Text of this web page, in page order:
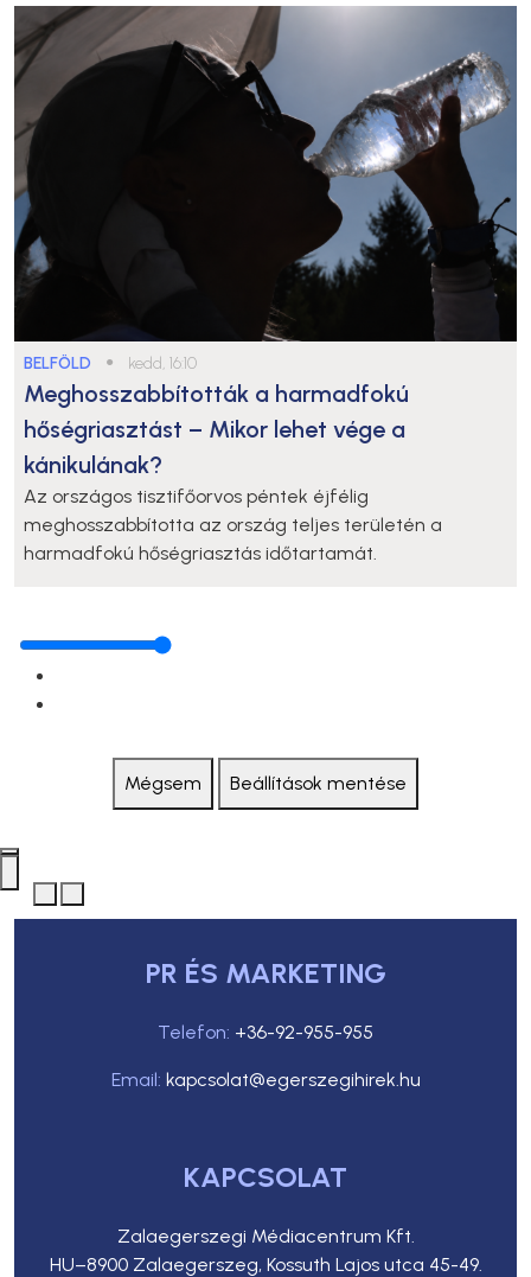
BELFÖLD ● kedd, 16:10
Meghosszabbították a harmadfokú
hőségriasztást – Mikor lehet vége a
kánikulának?
Az országos tisztifőorvos péntek éjfélig
meghosszabbította az ország teljes területén a
harmadfokú hőségriasztás időtartamát.
Mégsem Beállítások mentése
PR ÉS MARKETING
Telefon: +36-92-955-955
Email: kapcsolat@egerszegihirek.hu
KAPCSOLAT
Zalaegerszegi Médiacentrum Kft.
HU–8900 Zalaegerszeg, Kossuth Lajos utca 45-49.